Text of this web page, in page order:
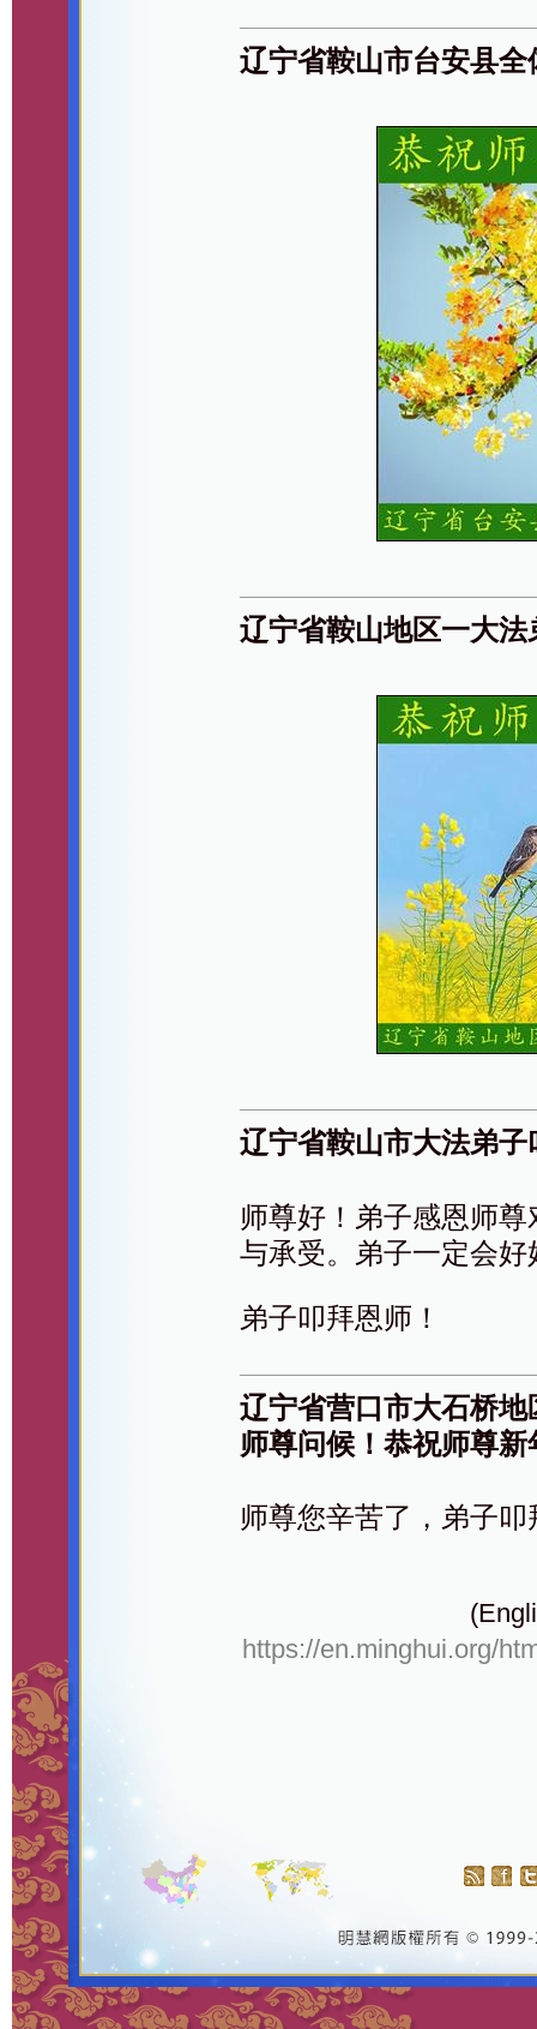
辽宁省鞍山市台安县
辽宁省鞍山地区一大
辽宁省鞍山市大法弟
师尊好！弟子感恩师
与承受。弟子一定会
弟子叩拜恩师！
辽宁省营口市大石桥
师尊问候！恭祝师尊新
师尊您辛苦了，弟子叩
https://en.minghui.org/